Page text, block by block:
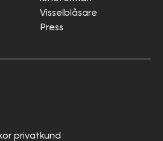
Visselblåsare
Press
privatkund